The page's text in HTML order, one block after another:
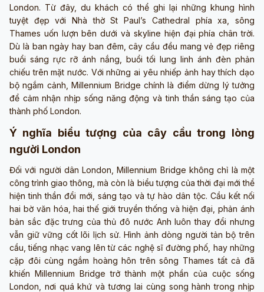
London. Từ đây, du khách có thể ghi lại những khung hình
tuyệt đẹp với Nhà thờ St Paul’s Cathedral phía xa, sông
Thames uốn lượn bên dưới và skyline hiện đại phía chân trời.
Dù là ban ngày hay ban đêm, cây cầu đều mang vẻ đẹp riêng
buổi sáng rực rỡ ánh nắng, buổi tối lung linh ánh đèn phản
chiếu trên mặt nước. Với những ai yêu nhiếp ảnh hay thích dạo
bộ ngắm cảnh, Millennium Bridge chính là điểm dừng lý tưởng
để cảm nhận nhịp sống năng động và tinh thần sáng tạo của
thành phố London.
Ý nghĩa biểu tượng của cây cầu trong lòng
người London
Đối với người dân London, Millennium Bridge không chỉ là một
công trình giao thông, mà còn là biểu tượng của thời đại mới thể
hiện tinh thần đổi mới, sáng tạo và tự hào dân tộc. Cầu kết nối
hai bờ văn hóa, hai thế giới truyền thống và hiện đại, phản ánh
bản sắc đặc trưng của thủ đô nước Anh luôn thay đổi nhưng
vẫn giữ vững cốt lõi lịch sử. Hình ảnh dòng người tản bộ trên
cầu, tiếng nhạc vang lên từ các nghệ sĩ đường phố, hay những
cặp đôi cùng ngắm hoàng hôn trên sông Thames tất cả đã
khiến Millennium Bridge trở thành một phần của cuộc sống
London, nơi quá khứ và tương lai cùng song hành trong nhịp